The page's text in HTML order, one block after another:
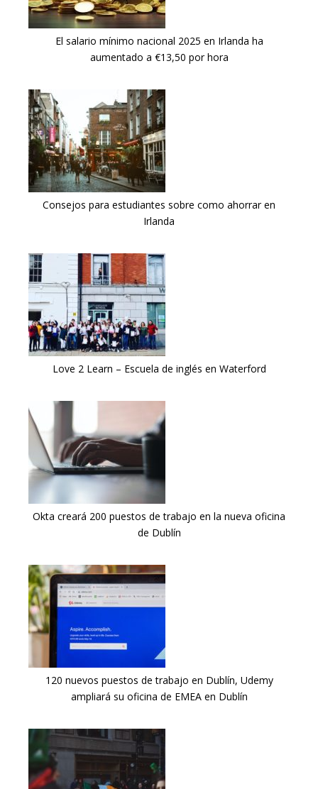
El salario mínimo nacional 2025 en Irlanda ha
aumentado a €13,50 por hora
Consejos para estudiantes sobre como ahorrar en
Irlanda
Love 2 Learn – Escuela de inglés en Waterford
Okta creará 200 puestos de trabajo en la nueva oficina
de Dublín
120 nuevos puestos de trabajo en Dublín, Udemy
ampliará su oficina de EMEA en Dublín